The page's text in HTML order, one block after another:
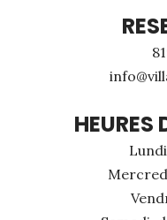
HEURES